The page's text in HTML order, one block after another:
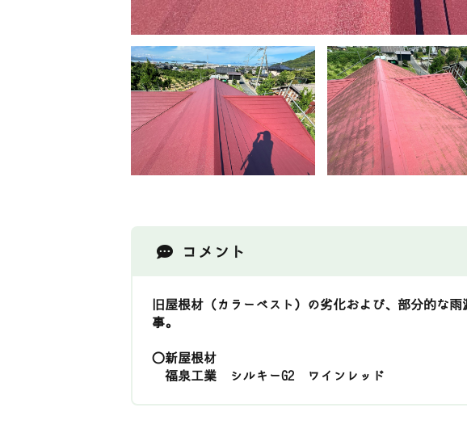
コメント
旧屋根材（カラーベスト）の劣化および、部分的な
事。
〇新屋根材
福泉工業 シルキーG2 ワインレッド